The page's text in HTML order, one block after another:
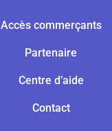
Accès commerçants
Partenaire
Centre d’aide
Contact